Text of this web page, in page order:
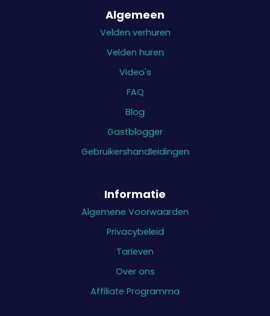
Algemeen
Velden verhuren
Velden huren
Video's
FAQ
Blog
Gastblogger
Gebruikershandleidingen
Informatie
Algemene Voorwaarden
Privacybeleid
Tarieven
Over ons
Affiliate Programma